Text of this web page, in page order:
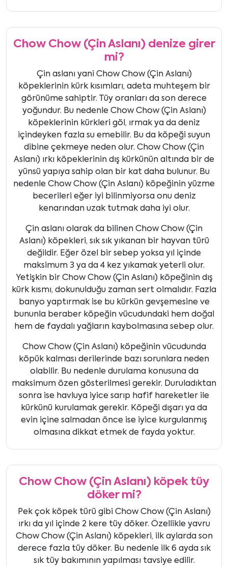
Chow Chow (Çin Aslanı) denize girer
mi?
Çin aslanı yani Chow Chow (Çin Aslanı)
köpeklerinin kürk kısımları, adeta muhteşem bir
görünüme sahiptir. Tüy oranları da son derece
yoğundur. Bu nedenle Chow Chow (Çin Aslanı)
köpeklerinin kürkleri göl, ırmak ya da deniz
içindeyken fazla su emebilir. Bu da köpeği suyun
dibine çekmeye neden olur. Chow Chow (Çin
Aslanı) ırkı köpeklerinin dış kürkünün altında bir de
yünsü yapıya sahip olan bir kat daha bulunur. Bu
nedenle Chow Chow (Çin Aslanı) köpeğinin yüzme
becerileri eğer iyi bilinmiyorsa onu deniz
kenarından uzak tutmak daha iyi olur.
Çin aslanı olarak da bilinen Chow Chow (Çin
Aslanı) köpekleri, sık sık yıkanan bir hayvan türü
değildir. Eğer özel bir sebep yoksa yıl içinde
maksimum 3 ya da 4 kez yıkamak yeterli olur.
Yetişkin bir Chow Chow (Çin Aslanı) köpeğinin dış
kürk kısmı, dokunulduğu zaman sert olmalıdır. Fazla
banyo yaptırmak ise bu kürkün gevşemesine ve
bununla beraber köpeğin vücudundaki hem doğal
hem de faydalı yağların kaybolmasına sebep olur.
Chow Chow (Çin Aslanı) köpeğinin vücudunda
köpük kalması derilerinde bazı sorunlara neden
olabilir. Bu nedenle durulama konusuna da
maksimum özen gösterilmesi gerekir. Duruladıktan
sonra ise havluya iyice sarıp hafif hareketler ile
kürkünü kurulamak gerekir. Köpeği dışarı ya da
evin içine salmadan önce ise iyice kurgulanmış
olmasına dikkat etmek de fayda yoktur.
Chow Chow (Çin Aslanı) köpek tüy
döker mi?
Pek çok köpek türü gibi Chow Chow (Çin Aslanı)
ırkı da yıl içinde 2 kere tüy döker. Özellikle yavru
Chow Chow (Çin Aslanı) köpekleri, ilk aylarda son
derece fazla tüy döker. Bu nedenle ilk 6 ayda sık
sık tüy bakımının yapılması tavsiye edilir.